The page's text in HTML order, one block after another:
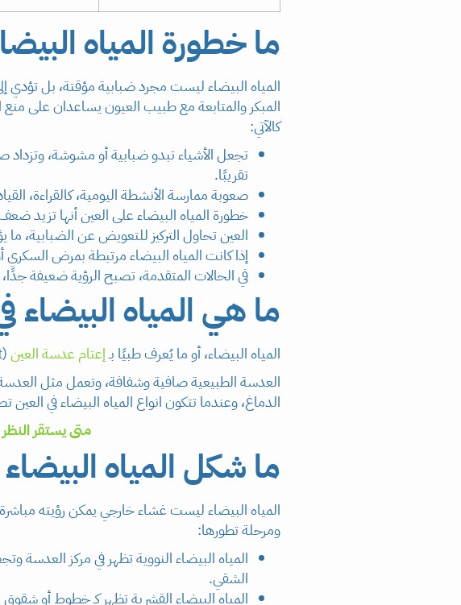
ما خطورة المياه
المياه البيضاء ليست مجرد ضبابية مؤقتة، بل تؤدي
المبكر والمتابعة مع طبيب العيون يساعدان على
كالآتي:
تجعل الأشياء تبدو ضبابية أو مشوشة، وتزداد
تقريبًا.
صعوبة ممارسة الأنشطة اليومية، كالقراءة،
خطورة المياه البيضاء على العين أنها تزيد
العين تحاول التركيز للتعويض عن الضبابية،
إذا كانت المياه البيضاء مرتبطة بمرض
في الحالات المتقدمة، تصبح الرؤية ضعيفة
ما هي المياه البيضاء
المياه البيضاء، أو ما يُعرف طبيًا بـإعتام عدسة العين(Cataract)، هي اضطراب في عدسة العين الطبيعية يجعلها غائمة أو غير شفافة.
العدسة الطبيعية صافية وشفافة، وتعمل مثل
الدماغ، وعندما تتكون انواع المياه البيضاء في
متى يستقر
ما شكل المياه
المياه البيضاء ليست غشاء خارجي يمكن رؤيته
ومرحلة تطورها:
المياه البيضاء النووية تظهر في مركز
الشقي.
المياه البيضاء القشرية تظهر كـ خطوط أو